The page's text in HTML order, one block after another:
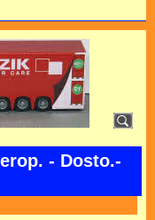
- Dosto.-